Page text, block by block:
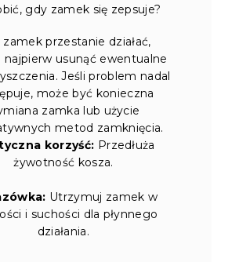
gdy zamek się zepsuje?
zamek przestanie działać,
najpierw usunąć ewentualne
Jeśli problem nadal
może być konieczna
zamka lub użycie
metod zamknięcia.
korzyść: Przedłuża
żywotność kosza.
Utrzymuj zamek w
i suchości dla płynnego
działania.